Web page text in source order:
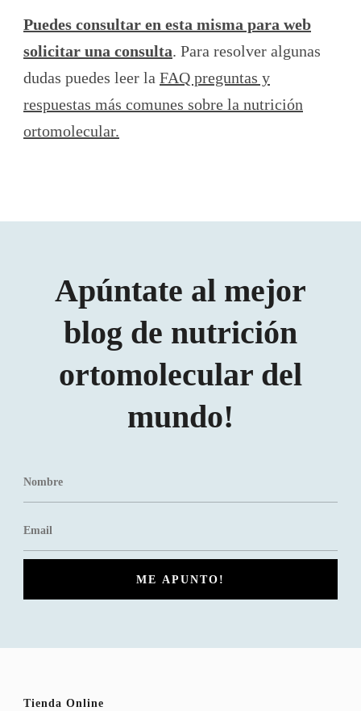
Puedes consultar en esta misma para web
solicitar una consulta. Para resolver algunas
dudas puedes leer la FAQ preguntas y
respuestas más comunes sobre la nutrición
ortomolecular.
Apúntate al mejor
blog de nutrición
ortomolecular del
mundo!
Tienda Online